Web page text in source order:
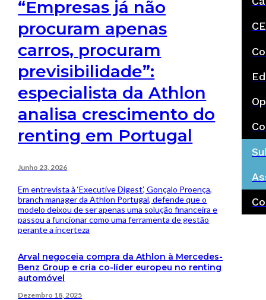
“Empresas já não
procuram apenas
carros, procuram
previsibilidade”:
especialista da Athlon
analisa crescimento do
renting em Portugal
Junho 23, 2026
Em entrevista à ‘Executive Digest’, Gonçalo Proença,
branch manager da Athlon Portugal, defende que o
modelo deixou de ser apenas uma solução financeira e
passou a funcionar como uma ferramenta de gestão
perante a incerteza
Arval negoceia compra da Athlon à Mercedes-
Benz Group e cria co-líder europeu no renting
automóvel
Dezembro 18, 2025